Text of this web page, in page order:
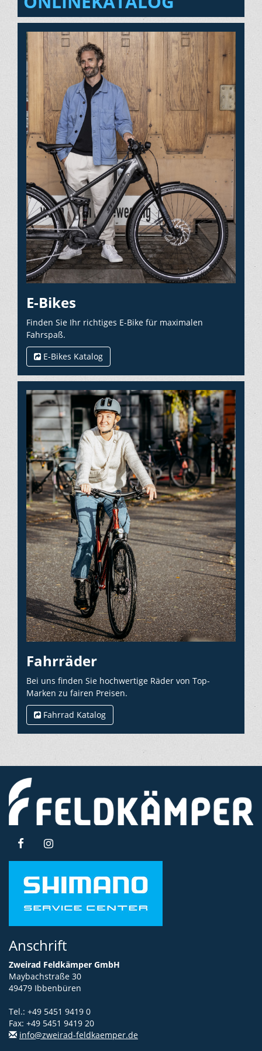
E-Bikes
Finden Sie Ihr richtiges E-Bike für maximalen
Fahrspaß.
E-Bikes Katalog
Fahrräder
Bei uns finden Sie hochwertige Räder von Top-
Marken zu fairen Preisen.
Fahrrad Katalog
Anschrift
Zweirad Feldkämper GmbH
Maybachstraße 30
49479 Ibbenbüren
Tel.: +49 5451 9419 0
Fax: +49 5451 9419 20
info@zweirad-feldkaemper.de